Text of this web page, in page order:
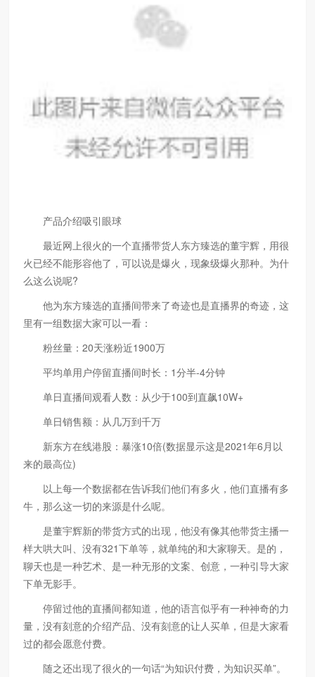
产品介绍吸引眼球
最近网上很火的一个直播带货人东方臻选的董宇辉，用很
火已经不能形容他了，可以说是爆火，现象级爆火那种。为什
么这么说呢?
他为东方臻选的直播间带来了奇迹也是直播界的奇迹，这
里有一组数据大家可以一看：
粉丝量：20天涨粉近1900万
平均单用户停留直播间时长：1分半-4分钟
单日直播间观看人数：从少于100到直飙10W+
单日销售额：从几万到千万
新东方在线港股：暴涨10倍(数据显示这是2021年6月以
来的最高位)
以上每一个数据都在告诉我们他们有多火，他们直播有多
牛，那么这一切的来源是什么呢。
是董宇辉新的带货方式的出现，他没有像其他带货主播一
样大哄大叫、没有321下单等，就单纯的和大家聊天。是的，
聊天也是一种艺术、是一种无形的文案、创意，一种引导大家
下单无影手。
停留过他的直播间都知道，他的语言似乎有一种神奇的力
量，没有刻意的介绍产品、没有刻意的让人买单，但是大家看
过的都会愿意付费。
随之还出现了很火的一句话“为知识付费，为知识买单”。